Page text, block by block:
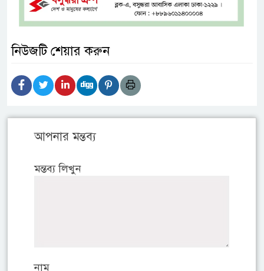
নিউজটি শেয়ার করুন
আপনার মন্তব্য
মন্তব্য লিখুন
নাম